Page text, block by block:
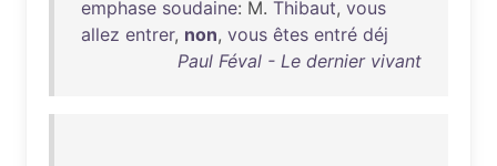
emphase soudaine: M. Thibaut, vous
allez entrer, non, vous êtes entré déj
Paul Féval - Le dernier vivant